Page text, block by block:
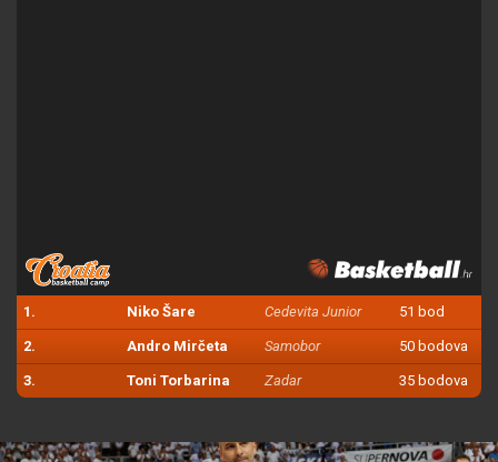
1. Niko Šare Cedevita Junior 51 bod
2. Andro Mirčeta Samobor 50 bodova
3. Toni Torbarina Zadar 35 bodova